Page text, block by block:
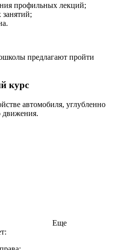
профильных лекций;
занятий;
предлагают пройти
курс
автомобиля, углубленно
движения.
Еще